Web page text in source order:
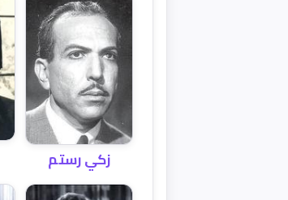
زكي رستم